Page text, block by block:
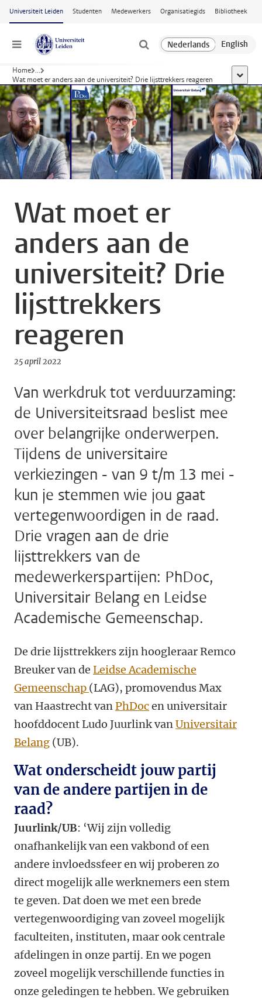
Ga naar hoofdinhoud
Universiteit Leiden Studenten Medewerkers Organisatiegids Bibliotheek
Menu
Home ...
Wat moet er anders aan de universiteit? Drie lijsttrekkers reageren
toon
Wat moet er
anders aan de
universiteit? Drie
lijsttrekkers
reageren
25 april 2022
Van werkdruk tot verduurzaming:
de Universiteitsraad beslist mee
over belangrijke onderwerpen.
Tijdens de universitaire
verkiezingen - van 9 t/m 13 mei -
kun je stemmen wie jou gaat
vertegenwoordigen in de raad.
Drie vragen aan de drie
lijsttrekkers van de
medewerkerspartijen: PhDoc,
Universitair Belang en Leidse
Academische Gemeenschap.
De drie lijsttrekkers zijn hoogleraar Remco
Breuker van de Leidse Academische
Gemeenschap (LAG), promovendus Max
van Haastrecht vanPhDocen universitair
hoofddocent Ludo Juurlink vanUniversitair
Belang (UB).
Wat onderscheidt jouw partij
van de andere partijen in de
raad?
Juurlink/UB: ‘Wij zijn volledig
onafhankelijk van een vakbond of een
andere invloedssfeer en wij proberen zo
direct mogelijk alle werknemers een stem
te geven. Dat doen we met een brede
vertegenwoordiging van zoveel mogelijk
faculteiten, instituten, maar ook centrale
afdelingen in onze partij. En we pogen
zoveel mogelijk verschillende functies in
onze geledingen te hebben. We gebruiken